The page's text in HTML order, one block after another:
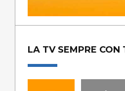
LA TV SEMPRE CON